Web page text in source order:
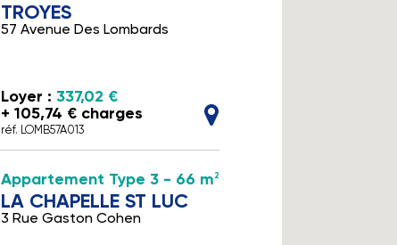
TROYES
57 Avenue Des Lombards
Loyer : 337,02 €
+ 105,74 € charges
réf. LOMB57A013
Appartement Type 3 - 66 m 2
LA CHAPELLE ST LUC
3 Rue Gaston Cohen